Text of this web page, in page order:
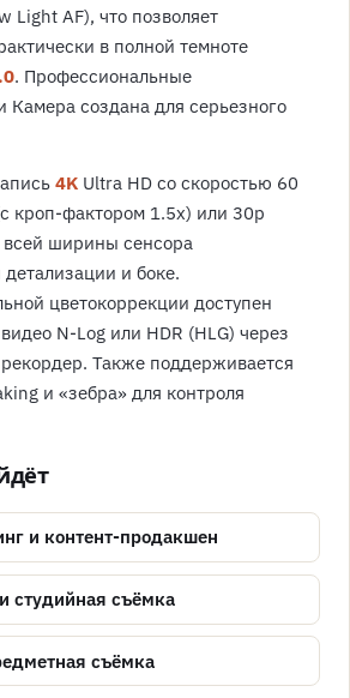
Light AF), что позволяет
в полной темноте
. Профессиональные
Камера создана для серьезного
4K Ultra HD со скоростью 60
кроп-фактором 1.5x) или 30p
ширины сенсора
и боке.
цветокоррекции доступен
N-Log или HDR (HLG) через
Также поддерживается
и «зебра» для контроля
и контент-продакшен
студийная съёмка
съёмка